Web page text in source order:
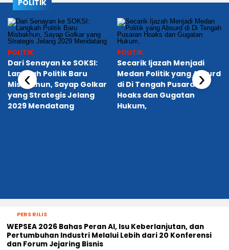
POLITIK
POLITIK
Dari Senayan ke SOKSI:
Langkah Politik Baru
Misbakhun, Sayap Golkar
yang Strategis Jelang
2029 Mendatang
POLITIK
Secarik Ijazah Menjadi
Medan Politik yang Absurd
di Di Tengah Pusaran
Hoaks dan Gugatan
Hukum,
‹ ›
PERS RILIS
WEPSEA 2026 Bahas Peran AI, Isu Keberlanjutan, dan
Pertumbuhan Industri Melalui Lebih dari 20 Konferensi
dan Forum Jejaring Bisnis